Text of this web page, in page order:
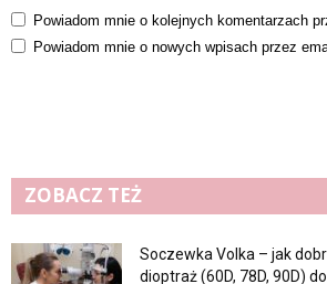
Powiadom mnie o kolejnych komentarzach
Powiadom mnie o nowych wpisach przez
ZOBACZ TEŻ
Soczewka Volka – jak
dioptraż (60D, 78D, 90D) do...